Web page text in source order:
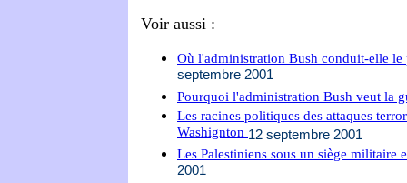
Voir aussi :
Où l'administration Bush conduit-elle
septembre 2001
Pourquoi l'administration Bush veut la
Les racines politiques des attaques
Washignton12 septembre 2001
Les Palestiniens sous un siège militaire
2001